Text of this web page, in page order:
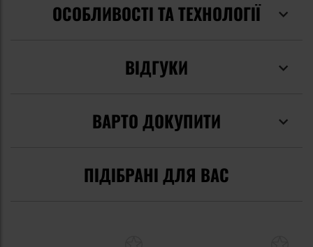
ОСОБЛИВОСТІ ТА ТЕХНОЛОГІЇ
ВІДГУКИ
ВАРТО ДОКУПИТИ
ПІДІБРАНІ ДЛЯ ВАС